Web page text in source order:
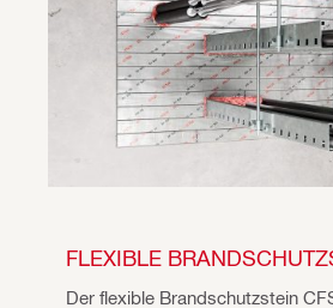
FLEXIBLE
Der flexible Brandschutzstein